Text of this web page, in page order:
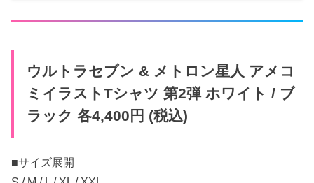
ウルトラセブン & メトロン星人 アメコ
ミイラストTシャツ 第2弾 ホワイト / ブ
ラック 各4,400円 (税込)
■サイズ展開